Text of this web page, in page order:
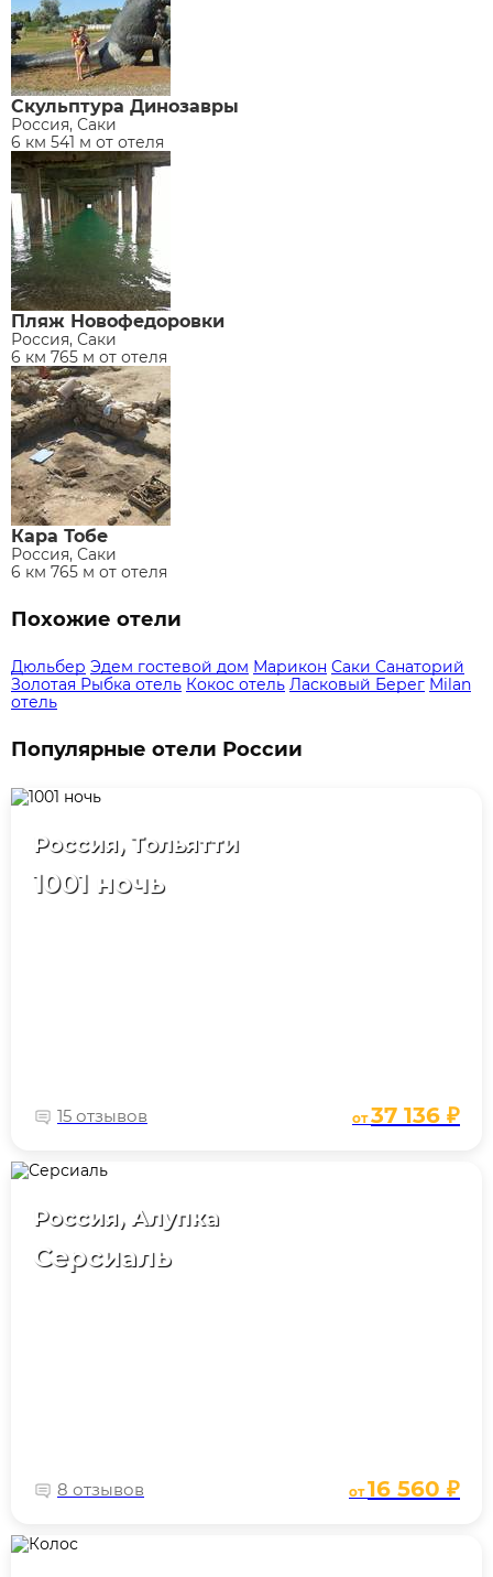
Скульптура Динозавры
Россия, Саки
6 км 541 м от отеля
Пляж Новофедоровки
Россия, Саки
6 км 765 м от отеля
Кара Тобе
Россия, Саки
6 км 765 м от отеля
Похожие отели
Дюльбер Эдем гостевой дом Марикон Саки Санаторий
Золотая Рыбка отель Кокос отель Ласковый Берег Milan
отель
Популярные отели России
Россия, Тольятти
1001 ночь
15 отзывов от37 136 ₽
Россия, Алупка
Серсиаль
8 отзывов от16 560 ₽